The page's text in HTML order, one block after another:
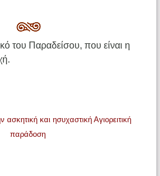
του Παραδείσου, που είναι η
και ησυχαστική Αγιορειτική
παράδοση